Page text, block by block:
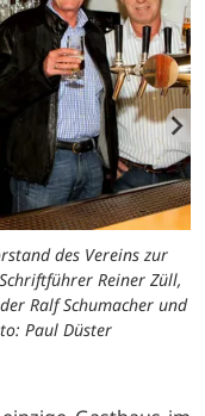
des Vereins zur
Reiner Züll,
Ralf Schumacher und
Paul Düster